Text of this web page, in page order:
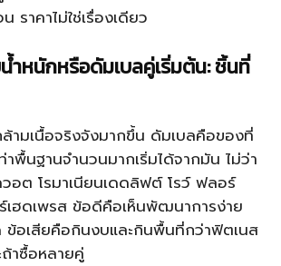
าคาไม่ใช่เรื่องเดียว
ำหนักหรือดัมเบลคู่เริ่มต้น: ชิ้นที่
มเนื้อจริงจังมากขึ้น ดัมเบลคือของที่
พื้นฐานจำนวนมากเริ่มได้จากมัน ไม่ว่า
วอต โรมาเนียนเดดลิฟต์ โรว์ ฟลอร์
เฮดเพรส ข้อดีคือเห็นพัฒนาการง่าย
ข้อเสียคือกินงบและกินพื้นที่กว่าฟิตเนส
าซื้อหลายคู่